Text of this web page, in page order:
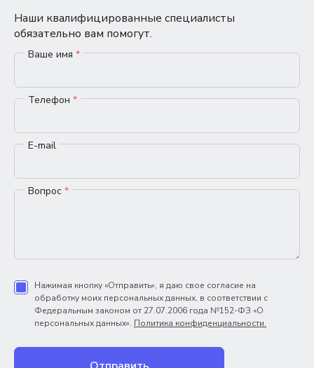
Наши квалифицированные специалисты
обязательно вам помогут.
Ваше имя *
Телефон *
E-mail
Вопрос *
Нажимая кнопку «Отправить», я даю свое согласие на
обработку моих персональных данных, в соответствии с
Федеральным законом от 27.07.2006 года №152-ФЗ «О
персональных данных». Политика конфиденциальности.